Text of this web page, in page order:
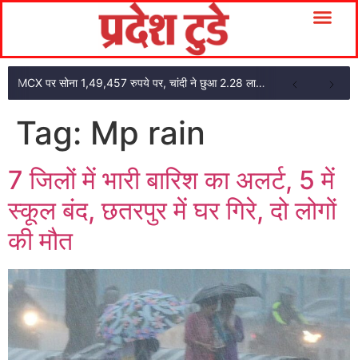
MCX पर सोना 1,49,457 रुपये पर, चांदी ने छुआ 2.28 लाख का स्तर
Tag: Mp rain
7 जिलों में भारी बारिश का अलर्ट, 5 में
स्कूल बंद, छतरपुर में घर गिरे, दो लोगों
की मौत